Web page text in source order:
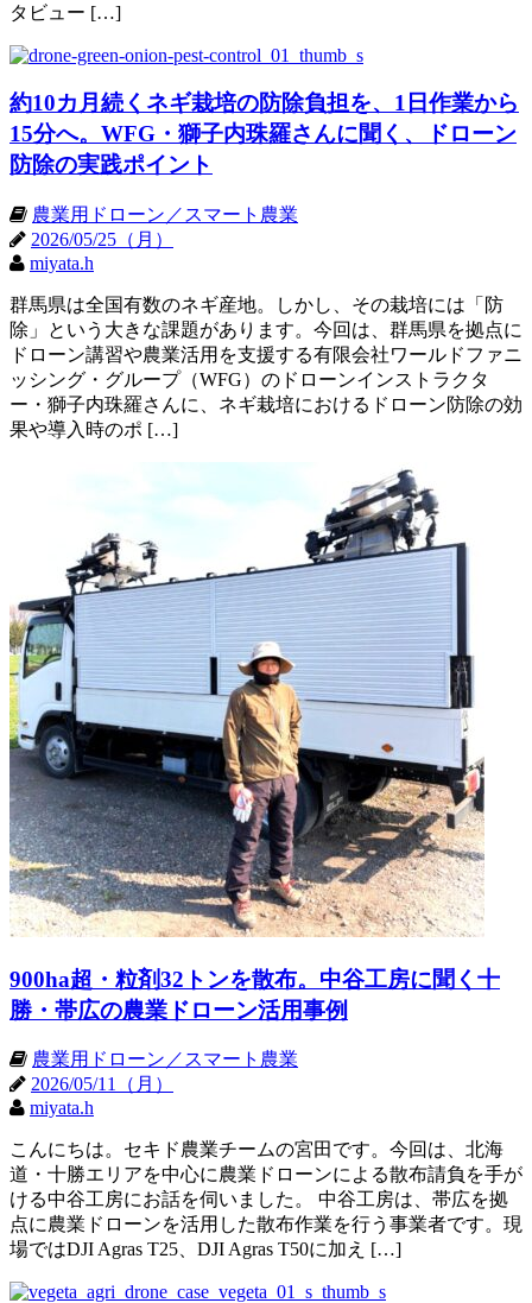
タビュー […]
約10カ月続くネギ栽培の防除負担を、1日作業から
15分へ。WFG・獅子内珠羅さんに聞く、ドローン
防除の実践ポイント
農業用ドローン／スマート農業
2026/05/25（月）
miyata.h
群馬県は全国有数のネギ産地。しかし、その栽培には「防
除」という大きな課題があります。今回は、群馬県を拠点に
ドローン講習や農業活用を支援する有限会社ワールドファニ
ッシング・グループ（WFG）のドローンインストラクタ
ー・獅子内珠羅さんに、ネギ栽培におけるドローン防除の効
果や導入時のポ […]
900ha超・粒剤32トンを散布。中谷工房に聞く十
勝・帯広の農業ドローン活用事例
農業用ドローン／スマート農業
2026/05/11（月）
miyata.h
こんにちは。セキド農業チームの宮田です。今回は、北海
道・十勝エリアを中心に農業ドローンによる散布請負を手が
ける中谷工房にお話を伺いました。 中谷工房は、帯広を拠
点に農業ドローンを活用した散布作業を行う事業者です。現
場ではDJI Agras T25、DJI Agras T50に加え […]